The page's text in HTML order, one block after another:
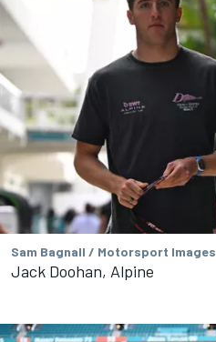
Sam Bagnall / Motorsport Images
Jack Doohan, Alpine